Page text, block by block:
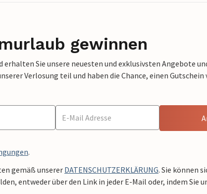
gewinnen
erhalten Sie unsere neuesten und exklusivsten Angebote
Verlosung teil und haben die Chance, einen Gutschein
.
gemäß unsererDATENSCHUTZERKLÄRUNG. Sie können
entweder über den Link in jeder E-Mail oder, indem Sie